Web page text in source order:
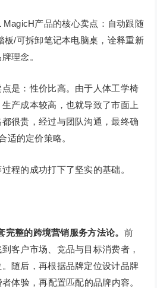
产品的核心卖点：自动跟随
板/可拆卸笔记本电脑桌，诠释重新
理念。
是：性价比高。由于人体工学椅
产成本较高，也就导致了市面上
很贵，经过与团队沟通，最终确
适的定价策略。
程的成功打下了坚实的基础。
整的跨境营销服务方法论。 前
客户市场、竞品与目标消费者，
随后，再根据品牌定位设计品牌
体验，再配置匹配的品牌内容。